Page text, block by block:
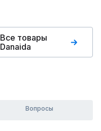
Все товары
Danaida
Вопросы